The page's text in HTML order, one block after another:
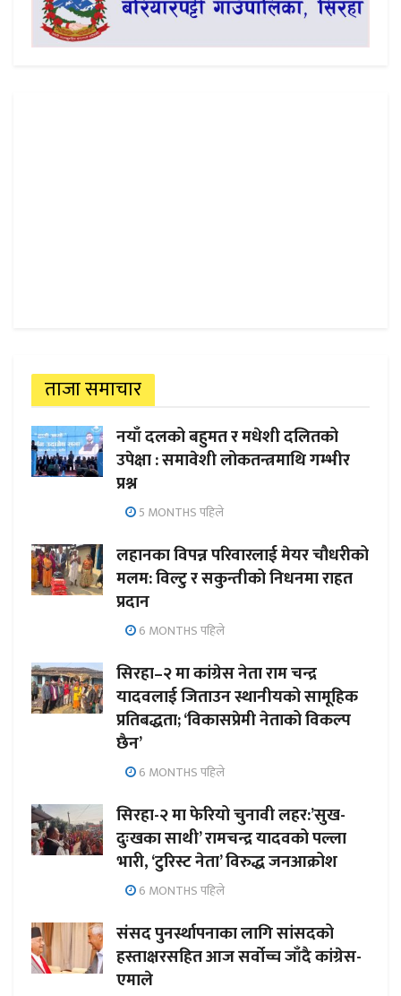
ताजा समाचार
नयाँ दलको बहुमत र मधेशी दलितको
उपेक्षा : समावेशी लोकतन्त्रमाथि गम्भीर
प्रश्न
5 MONTHS पहिले
लहानका विपन्न परिवारलाई मेयर चौधरीको
मलम: विल्टु र सकुन्तीको निधनमा राहत
प्रदान
6 MONTHS पहिले
सिरहा–२ मा कांग्रेस नेता राम चन्द्र
यादवलाई जिताउन स्थानीयको सामूहिक
प्रतिबद्धता; ‘विकासप्रेमी नेताको विकल्प
छैन’
6 MONTHS पहिले
सिरहा-२ मा फेरियो चुनावी लहर:’सुख-
दुःखका साथी’ रामचन्द्र यादवको पल्ला
भारी, ‘टुरिस्ट नेता’ विरुद्ध जनआक्रोश
6 MONTHS पहिले
संसद पुनर्स्थापनाका लागि सांसदको
हस्ताक्षरसहित आज सर्वोच्च जाँदै कांग्रेस-
एमाले